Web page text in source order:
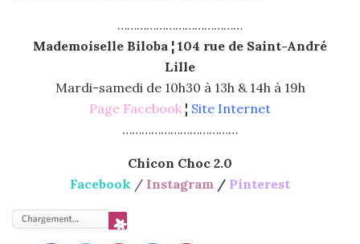
…………………………………
Mademoiselle Biloba ¦ 104 rue de Saint-André
Lille
Mardi-samedi de 10h30 à 13h & 14h à 19h
Page Facebook ¦ Site Internet
………………………………
Chicon Choc 2.0
Facebook / Instagram / Pinterest